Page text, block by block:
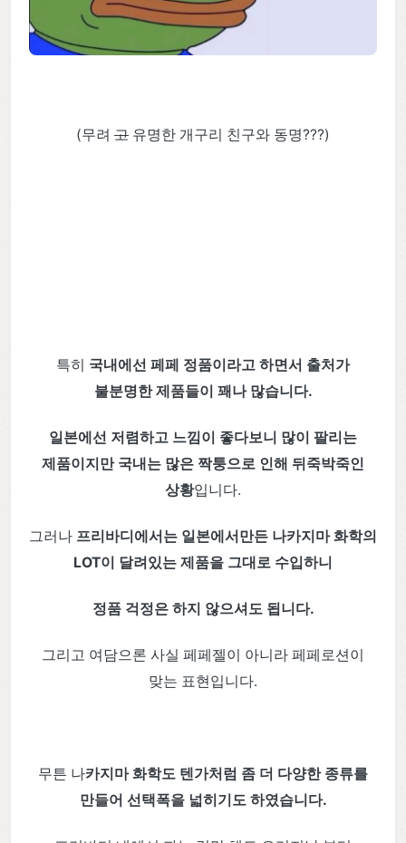
(무려 고 유명한 개구리 친구와 동명???)
특히 국내에선 페페 정품이라고 하면서 출처가
불분명한 제품들이 꽤나 많습니다.
일본에선 저렴하고 느낌이 좋다보니 많이 팔리는
제품이지만 국내는 많은 짝퉁으로 인해 뒤죽박죽인
상황입니다.
그러나 프리바디에서는 일본에서만든 나카지마 화학의
LOT이 달려있는 제품을 그대로 수입하니
정품 걱정은 하지 않으셔도 됩니다.
그리고 여담으론 사실 페페젤이 아니라 페페로션이
맞는 표현입니다.
무튼 나카지마 화학도 텐가처럼 좀 더 다양한 종류를
만들어 선택폭을 넓히기도 하였습니다.